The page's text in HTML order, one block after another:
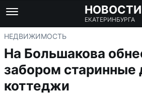
НОВОСТИ
ЕКАТЕРИНБУРГА
НЕДВИЖИМОСТЬ
На Большакова
забором старинные
коттеджи